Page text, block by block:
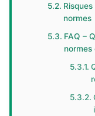
normes
FAQ –